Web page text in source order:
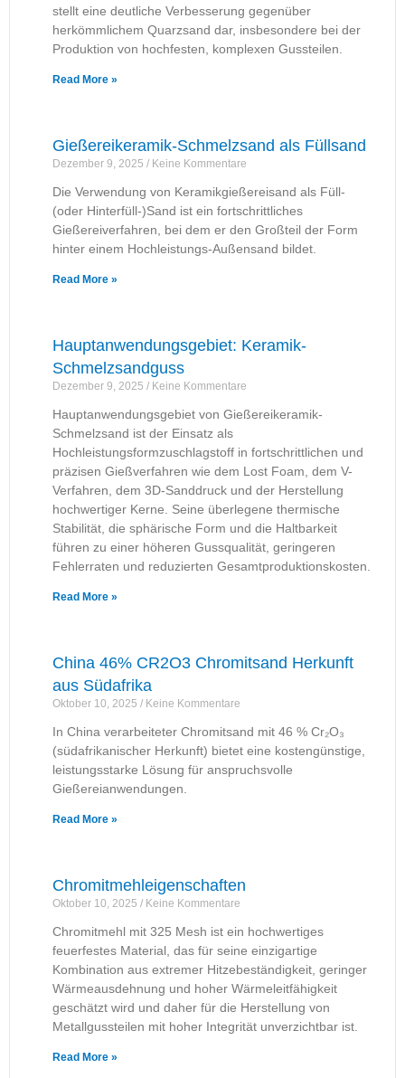
stellt eine deutliche Verbesserung gegenüber
herkömmlichem Quarzsand dar, insbesondere bei der
Produktion von hochfesten, komplexen Gussteilen.
Read More »
Gießereikeramik-Schmelzsand als Füllsand
Dezember 9, 2025 Keine Kommentare
Die Verwendung von Keramikgießereisand als Füll-
(oder Hinterfüll-)Sand ist ein fortschrittliches
Gießereiverfahren, bei dem er den Großteil der Form
hinter einem Hochleistungs-Außensand bildet.
Read More »
Hauptanwendungsgebiet: Keramik-
Schmelzsandguss
Dezember 9, 2025 Keine Kommentare
Hauptanwendungsgebiet von Gießereikeramik-
Schmelzsand ist der Einsatz als
Hochleistungsformzuschlagstoff in fortschrittlichen und
präzisen Gießverfahren wie dem Lost Foam, dem V-
Verfahren, dem 3D-Sanddruck und der Herstellung
hochwertiger Kerne. Seine überlegene thermische
Stabilität, die sphärische Form und die Haltbarkeit
führen zu einer höheren Gussqualität, geringeren
Fehlerraten und reduzierten Gesamtproduktionskosten.
Read More »
China 46% CR2O3 Chromitsand Herkunft
aus Südafrika
Oktober 10, 2025 Keine Kommentare
In China verarbeiteter Chromitsand mit 46 % Cr₂O₃
(südafrikanischer Herkunft) bietet eine kostengünstige,
leistungsstarke Lösung für anspruchsvolle
Gießereianwendungen.
Read More »
Chromitmehleigenschaften
Oktober 10, 2025 Keine Kommentare
Chromitmehl mit 325 Mesh ist ein hochwertiges
feuerfestes Material, das für seine einzigartige
Kombination aus extremer Hitzebeständigkeit, geringer
Wärmeausdehnung und hoher Wärmeleitfähigkeit
geschätzt wird und daher für die Herstellung von
Metallgussteilen mit hoher Integrität unverzichtbar ist.
Read More »